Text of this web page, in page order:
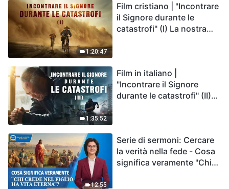
1:20:47
Film cristiano | "Incontrare
il Signore durante le
catastrofi" (I) La nostra
1:35:52
Film in italiano |
"Incontrare il Signore
durante le catastrofi" (II)
Regno di Dio?
12:55
Serie di sermoni: Cercare
la verità nella fede - Cosa
significa veramente "Chi